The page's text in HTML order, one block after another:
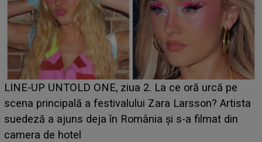
Ce a dezvăluit noua concurentă din "Casa Iubirii" l-a
luat prin surprindere pe Emanuel. CINE ESTE
BĂIATUL VIZAT de Alexandra?! Aflându-se în fața
faptului împlinit, A RECUNOSCUT IMEDIAT: "Am